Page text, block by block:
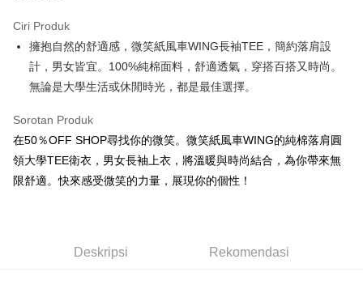
Apple Pay
JKOPAY
Plus PAY
OP Pay Later
Perkhidmatan ini disediakan oleh Taiwan Mobile dan tersedia untuk
Ciri Produk
擁抱自然的舒適感，微笑紙風車WING長袖TEE，簡約落肩設
計，男女皆宜。100%純棉面料，舒適透氣，穿搭百搭又時尚。
無論是大學生活或休閒時光，都是最佳選擇。
Sorotan Produk
在50％OFF SHOP尋找你的微笑。微笑紙風車WING的純棉落肩圓
領大學TEE衛衣，男女長袖上衣，將溫暖與時尚結合，為你帶來無
限舒適。快來感受微笑的力量，展現你的個性！
Deskripsi Rekomendasi